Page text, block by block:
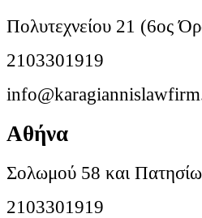
Πολυτεχνείου 21 (6ος
2103301919
Αθήνα
Σολωμού 58 και
2103301919